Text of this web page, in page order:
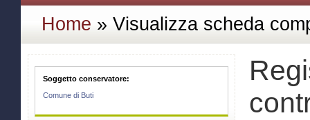
Home » Visualizza scheda
Soggetto conservatore:
Comune di Buti